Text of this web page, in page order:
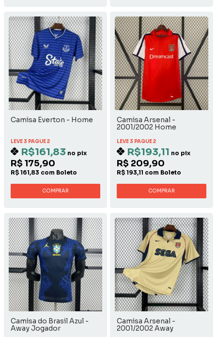
Camisa Everton - Home
LEVE 3 PAGUE 2
R$161,83 no pix
R$ 175,90
R$ 161,83 com Boleto
COMPRAR
Camisa Arsenal -
2001/2002 Home
LEVE 3 PAGUE 2
R$193,11 no pix
R$ 209,90
R$ 193,11 com Boleto
COMPRAR
Camisa do Brasil Azul -
Away Jogador
Camisa Arsenal -
2001/2002 Away